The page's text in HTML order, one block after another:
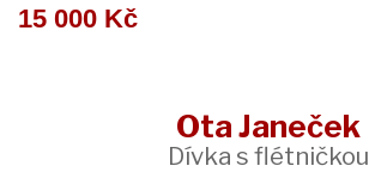
15 000 Kč
Ota Janeček
Dívka s flétničkou